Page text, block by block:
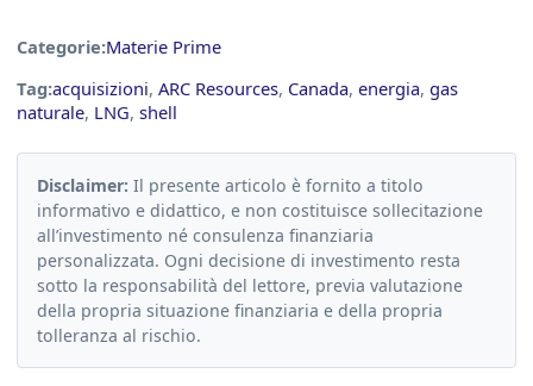
Categorie:Materie Prime
Tag:acquisizioni, ARC Resources, Canada, energia, gas
naturale, LNG, shell
Disclaimer: Il presente articolo è fornito a titolo
informativo e didattico, e non costituisce sollecitazione
all’investimento né consulenza finanziaria
personalizzata. Ogni decisione di investimento resta
sotto la responsabilità del lettore, previa valutazione
della propria situazione finanziaria e della propria
tolleranza al rischio.